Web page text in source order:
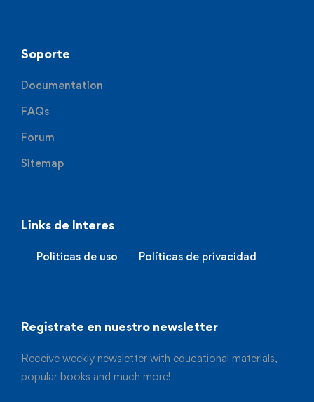
Soporte
Documentation
FAQs
Forum
Sitemap
Links de Interes
Politicas de uso Políticas de privacidad
Registrate en nuestro newsletter
Receive weekly newsletter with educational materials,
popular books and much more!